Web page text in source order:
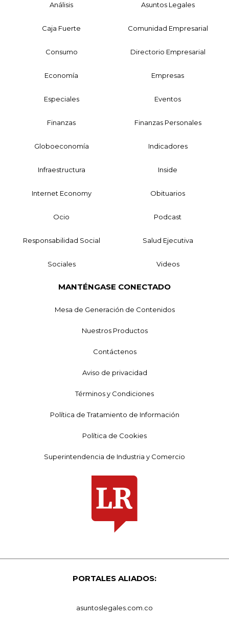
Análisis Asuntos Legales
Caja Fuerte Comunidad Empresarial
Consumo Directorio Empresarial
Economía Empresas
Especiales Eventos
Finanzas Finanzas Personales
Globoeconomía Indicadores
Infraestructura Inside
Internet Economy Obituarios
Ocio Podcast
Responsabilidad Social Salud Ejecutiva
Sociales Videos
MANTÉNGASE CONECTADO
Mesa de Generación de Contenidos
Nuestros Productos
Contáctenos
Aviso de privacidad
Términos y Condiciones
Política de Tratamiento de Información
Política de Cookies
Superintendencia de Industria y Comercio
PORTALES ALIADOS:
asuntoslegales.com.co